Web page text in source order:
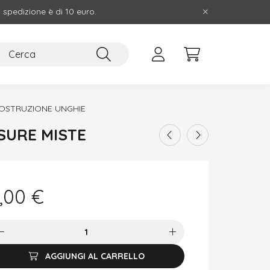
è di 10 euro.
UNGHIE
MISTE
€
AGGIUNGI AL CARRELLO